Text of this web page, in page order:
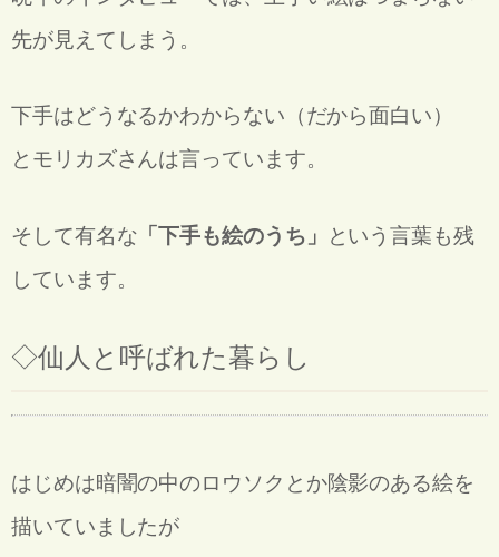
先が見えてしまう。
下手はどうなるかわからない（だから面白い）
とモリカズさんは言っています。
そして有名な 「下手も絵のうち」
という言葉も残
しています。
◇仙人と呼ばれた暮らし
はじめは暗闇の中のロウソクとか陰影のある絵を
描いていましたが